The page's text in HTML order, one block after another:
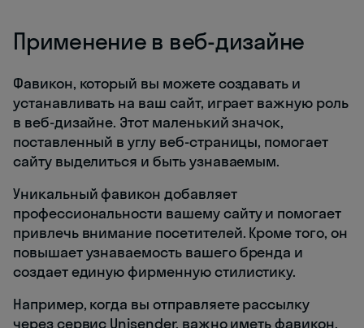
Применение в веб-дизайне
Фавикон, который вы можете создавать и
устанавливать на ваш сайт, играет важную роль
в веб-дизайне. Этот маленький значок,
поставленный в углу веб-страницы, помогает
сайту выделиться и быть узнаваемым.
Уникальный фавикон добавляет
профессиональности вашему сайту и помогает
привлечь внимание посетителей. Кроме того, он
повышает узнаваемость вашего бренда и
создает единую фирменную стилистику.
Например, когда вы отправляете рассылку
через сервис Unisender, важно иметь фавикон,